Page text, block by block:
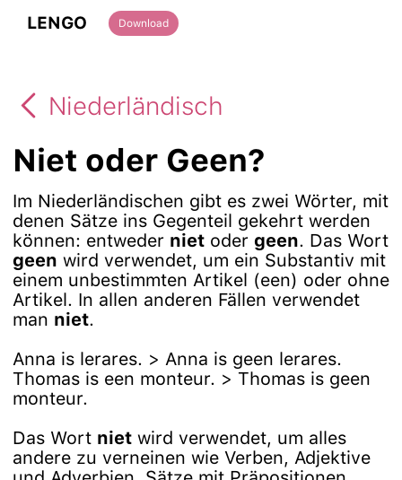
LENGO Download
Niederländisch
Niet oder Geen?
Im Niederländischen gibt es zwei Wörter, mit
denen Sätze ins Gegenteil gekehrt werden
können: entweder niet oder geen. Das Wort
geen wird verwendet, um ein Substantiv mit
einem unbestimmten Artikel (een) oder ohne
Artikel. In allen anderen Fällen verwendet
man niet.
Anna is lerares. > Anna is geen lerares.
Thomas is een monteur. > Thomas is geen
monteur.
Das Wort niet wird verwendet, um alles
andere zu verneinen wie Verben, Adjektive